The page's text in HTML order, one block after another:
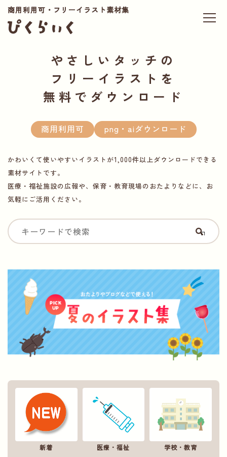
商用利用可・フリーイラスト素材集
やさしいタッチの
フリーイラストを
無料でダウンロード
商用利用可 png・aiダウンロード
かわいくて使いやすいイラストが1,000件以上ダウンロードできる
素材サイトです。
医療・福祉施設の広報や、保育・教育現場のおたよりなどに、お
気軽にご活用ください。
新着 医療・福祉 学校・教育